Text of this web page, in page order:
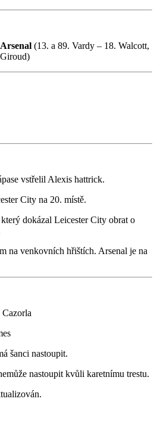
Arsenal (13. a 89. Vardy – 18. Walcott,
vstřelil Alexis hattrick.
City na 20. místě.
dokázal Leicester City obrat o
na venkovních hřištích. Arsenal je na
nastoupit.
nastoupit kvůli karetnímu trestu.